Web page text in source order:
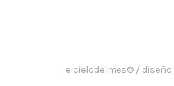
elcielodelmes© / diseño: